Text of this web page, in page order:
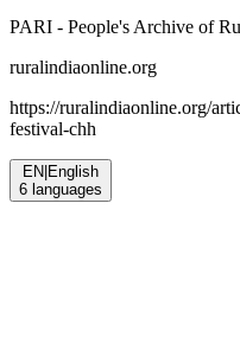
PARI - People's Archive of
ruralindiaonline.org
https://ruralindiaonline.org/
festival-chh
EN English
6 languages